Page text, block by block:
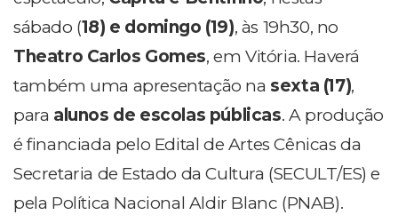
sábado (18) e domingo (19), às 19h30, no
Theatro Carlos Gomes, em Vitória. Haverá
também uma apresentação na sexta (17),
para alunos de escolas públicas. A produção
é financiada pelo Edital de Artes Cênicas da
Secretaria de Estado da Cultura (SECULT/ES) e
pela Política Nacional Aldir Blanc (PNAB).